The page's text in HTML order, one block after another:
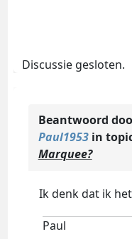
Discussie gesloten.
Beantwoord
Paul1953in
Marquee?
Ik denk dat ik
Paul